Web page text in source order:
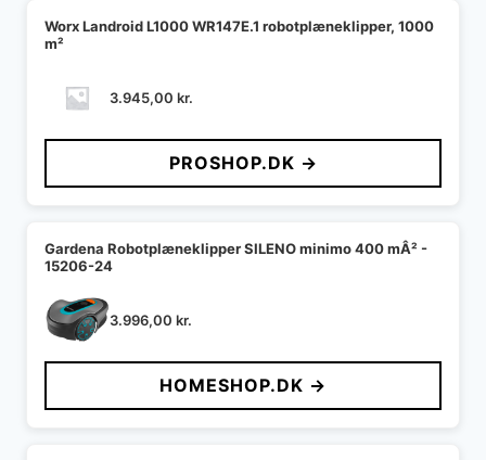
Worx Landroid L1000 WR147E.1 robotplæneklipper, 1000
m²
3.945,00 kr.
PROSHOP.DK →
Gardena Robotplæneklipper SILENO minimo 400 mÂ² -
15206-24
3.996,00 kr.
HOMESHOP.DK →